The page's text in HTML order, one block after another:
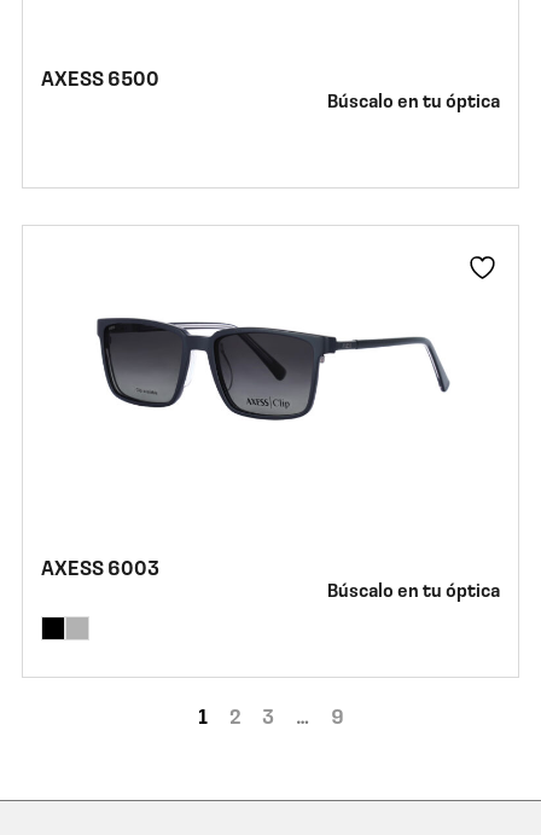
AXESS 6500
Búscalo en tu óptica
AXESS 6003
Búscalo en tu óptica
1 2 3 … 9